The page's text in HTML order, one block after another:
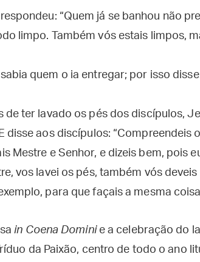
“Quem já se banhou não
limpo. Também vós estais limpos,
quem o ia entregar; por isso
de ter lavado os pés dos discípulos,
disse aos discípulos: “Compreendeis
Mestre e Senhor, e dizeis bem, pois
vos lavei os pés, também vós
para que façais a mesma
in Coena Dominie a celebração do
da Paixão, centro de todo o ano